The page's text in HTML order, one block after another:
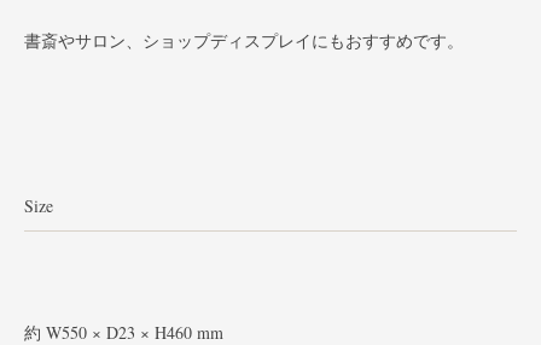
書斎やサロン、ショップディスプレイにもおすすめです。
Size
約 W550 × D23 × H460 mm